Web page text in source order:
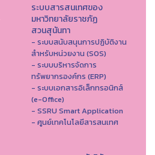
ระบบสารสนเทศของ
มหาวิทยาลัยราชภัฏ
สวนสุนันทา
- ระบบสนับสนุนการปฏิบัติงาน
สำหรับหน่วยงาน (SOS)
- ระบบบริหารจัดการ
ทรัพยากรองค์กร (ERP)
- ระบบเอกสารอิเล็กทรอนิกส์
(e-Office)
- SSRU Smart Application
- ศูนย์เทคโนโลยีสารสนเทศ